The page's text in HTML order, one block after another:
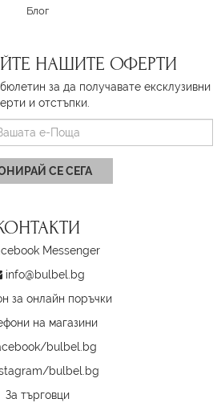
Блог
НАШИТЕ ОФЕРТИ
за да получавате ексклузивни
и отстъпки.
СЕ СЕГА
Messenger
info@bulbel.bg
за онлайн поръчки
на магазини
bulbel.bg
bulbel.bg
За търговци